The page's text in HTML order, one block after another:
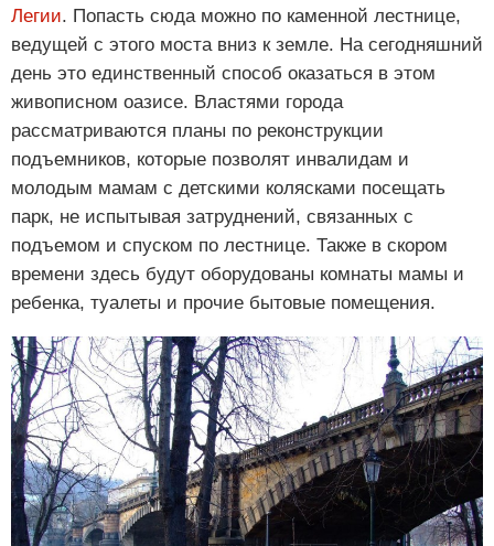
Легии. Попасть сюда можно по каменной лестнице,
ведущей с этого моста вниз к земле. На сегодняшний
день это единственный способ оказаться в этом
живописном оазисе. Властями города
рассматриваются планы по реконструкции
подъемников, которые позволят инвалидам и
молодым мамам с детскими колясками посещать
парк, не испытывая затруднений, связанных с
подъемом и спуском по лестнице. Также в скором
времени здесь будут оборудованы комнаты мамы и
ребенка, туалеты и прочие бытовые помещения.